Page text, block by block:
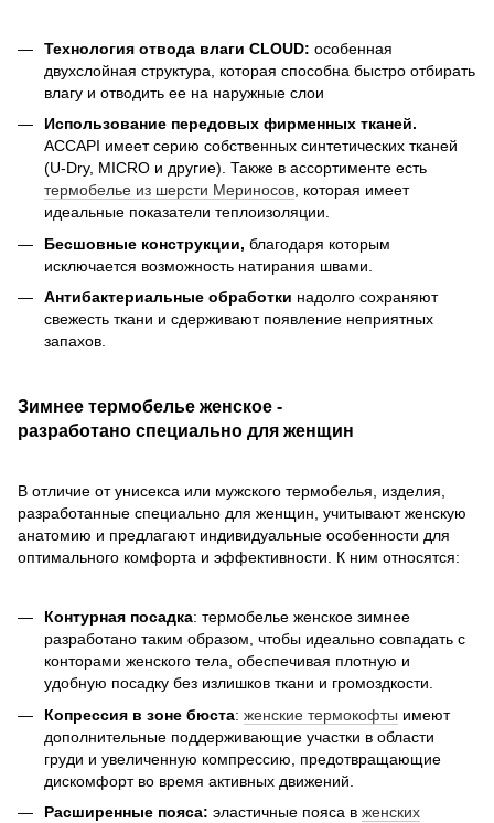
Технология отвода влаги CLOUD: особенная
двухслойная структура, которая способна быстро отбирать
влагу и отводить ее на наружные слои
Использование передовых фирменных тканей.
ACCAPI имеет серию собственных синтетических тканей
(U-Dry, MICRO и другие). Также в ассортименте есть
термобелье из шерсти Мериносов, которая имеет
идеальные показатели теплоизоляции.
Бесшовные конструкции, благодаря которым
исключается возможность натирания швами.
Антибактериальные обработки надолго сохраняют
свежесть ткани и сдерживают появление неприятных
запахов.
Зимнее термобелье женское -
разработано специально для женщин
В отличие от унисекса или мужского термобелья, изделия,
разработанные специально для женщин, учитывают женскую
анатомию и предлагают индивидуальные особенности для
оптимального комфорта и эффективности. К ним относятся:
Контурная посадка: термобелье женское зимнее
разработано таким образом, чтобы идеально совпадать с
конторами женского тела, обеспечивая плотную и
удобную посадку без излишков ткани и громоздкости.
Копрессия в зоне бюста: женские термокофты имеют
дополнительные поддерживающие участки в области
груди и увеличенную компрессию, предотвращающие
дискомфорт во время активных движений.
Расширенные пояса: эластичные пояса в женских